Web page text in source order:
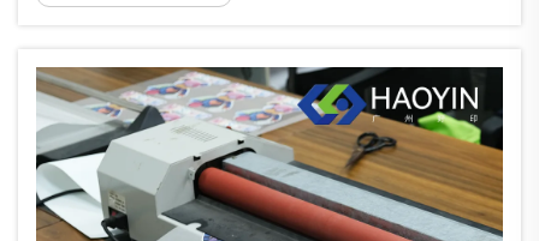
reflektierendes HTV als bahnbrechendes
ästhetischem Reiz verbindet. Dieses
innovative Heat Transfer-Material...